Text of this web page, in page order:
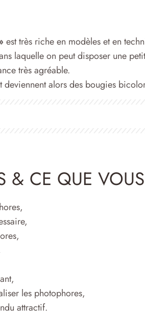
est très riche en modèles et en
laquelle on peut disposer une
très agréable.
alors des bougies
& CE QUE
les photophores,
attractif.